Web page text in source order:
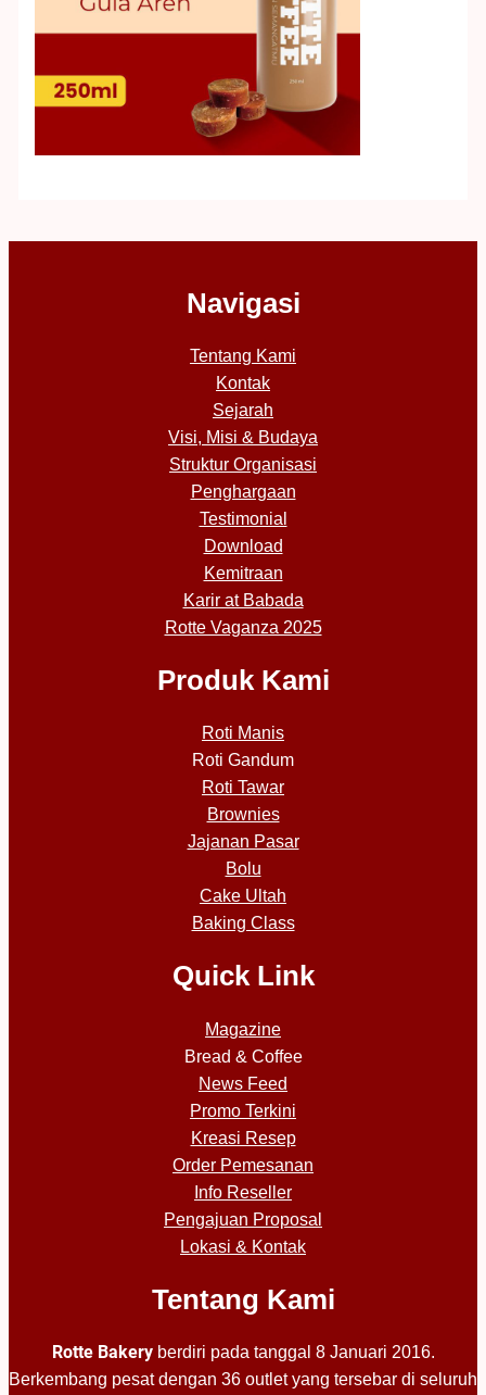
Navigasi
Tentang Kami
Kontak
Sejarah
Visi, Misi & Budaya
Struktur Organisasi
Penghargaan
Testimonial
Download
Kemitraan
Karir at Babada
Rotte Vaganza 2025
Produk Kami
Roti Manis
Roti Gandum
Roti Tawar
Brownies
Jajanan Pasar
Bolu
Cake Ultah
Baking Class
Quick Link
Magazine
Bread & Coffee
News Feed
Promo Terkini
Kreasi Resep
Order Pemesanan
Info Reseller
Pengajuan Proposal
Lokasi & Kontak
Tentang Kami
Rotte Bakeryberdiri pada tanggal 8 Januari 2016.
Berkembang pesat dengan 36 outlet yang tersebar di seluruh